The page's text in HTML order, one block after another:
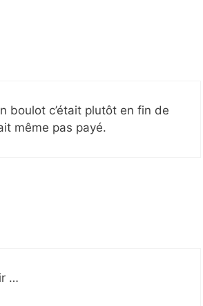
boulot c’était plutôt en fin de
même pas payé.
…